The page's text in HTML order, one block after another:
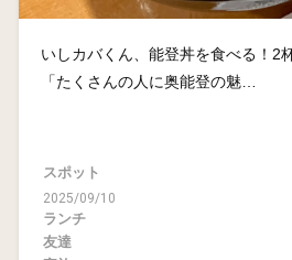
いしカバくん、能登丼を食べる！2
「たくさんの人に奥能登の魅…
スポット
2025/09/10
ランチ
友達